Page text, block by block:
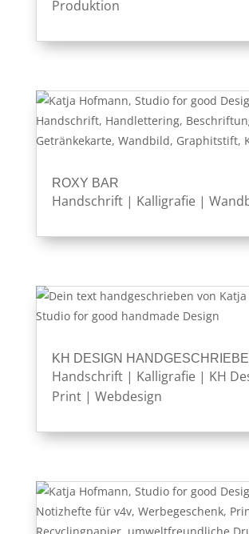
Produktion
ROXY BAR
Handschrift| Kalligrafie|
KH DESIGN
Handschrift| Kalligrafie| KH
Print| Webdesign